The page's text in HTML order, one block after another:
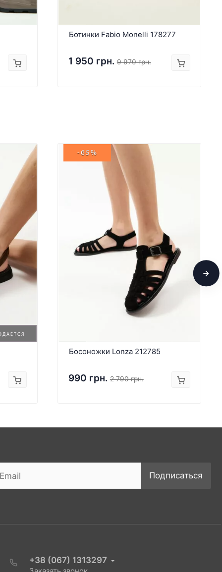
Ботинки Fabio Monelli 178277
1 950 грн. 9 970 грн.
-65%
Босоножки Lonza 212785
990 грн. 2 790 грн.
Подписаться
+38 (067) 1313297